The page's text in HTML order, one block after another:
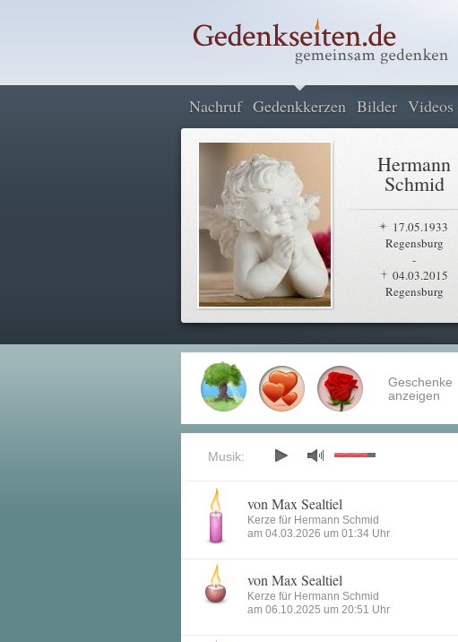
Nachruf Gedenkkerzen Bilder Videos
Hermann
Schmid
17.05.1933
Regensburg
-
04.03.2015
Regensburg
Geschenke
anzeigen
Musik:
von Max Sealtiel
Kerze für Hermann Schmid
am 04.03.2026 um 01:34 Uhr
von Max Sealtiel
Kerze für Hermann Schmid
am 06.10.2025 um 20:51 Uhr